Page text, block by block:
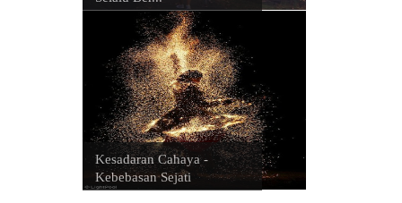
Kesadaran Cahaya -
Kebebasan Sejati